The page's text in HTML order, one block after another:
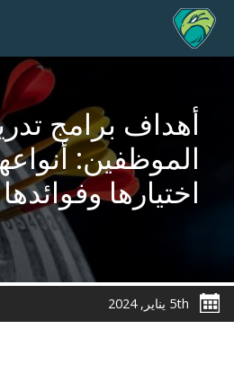
أهداف برامج
الموظفين:
اختيارها وفوائدها
5th يناير, 2024